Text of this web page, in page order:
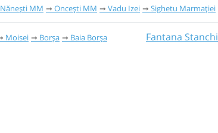
Nănești MM Oncești MM Vadu Izei Sighetu Marmației
Fantana Stanchi
Moisei Borșa Baia Borşa